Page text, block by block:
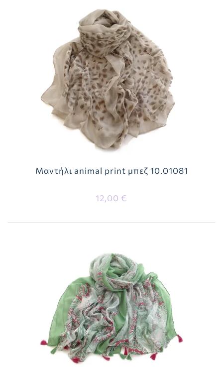
Μαντήλι animal print μπεζ 10.01081
12,00 €